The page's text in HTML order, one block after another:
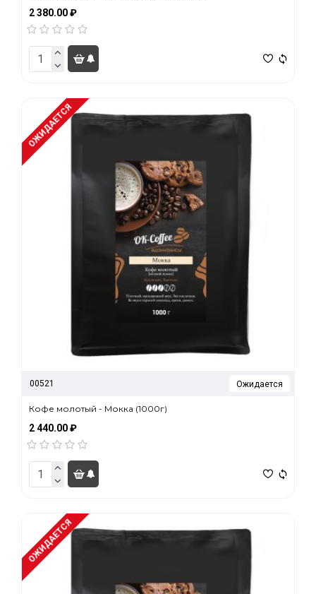
2 380.00 ₽
ОЖИДАЕТСЯ
00521 Ожидается
Кофе молотый - Мокка (1000г)
2 440.00 ₽
ОЖИДАЕТСЯ